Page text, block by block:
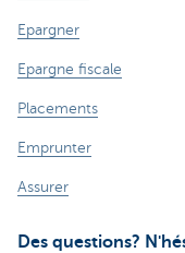
Epargner
Epargne fiscale
Placements
Emprunter
Assurer
Des questions?